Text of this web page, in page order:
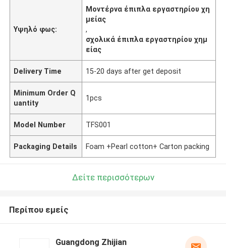
Υψηλό φως:
Μοντέρνα έπιπλα εργαστηρίου χη
μείας
,
σχολικά έπιπλα εργαστηρίου χημ
είας
Delivery Time 15-20 days after get deposit
Minimum Order Q
uantity
1pcs
Model Number TFS001
Packaging Details Foam +Pearl cotton+ Carton packing
Δείτε περισσότερων
Περίπου εμείς
Guangdong Zhijian